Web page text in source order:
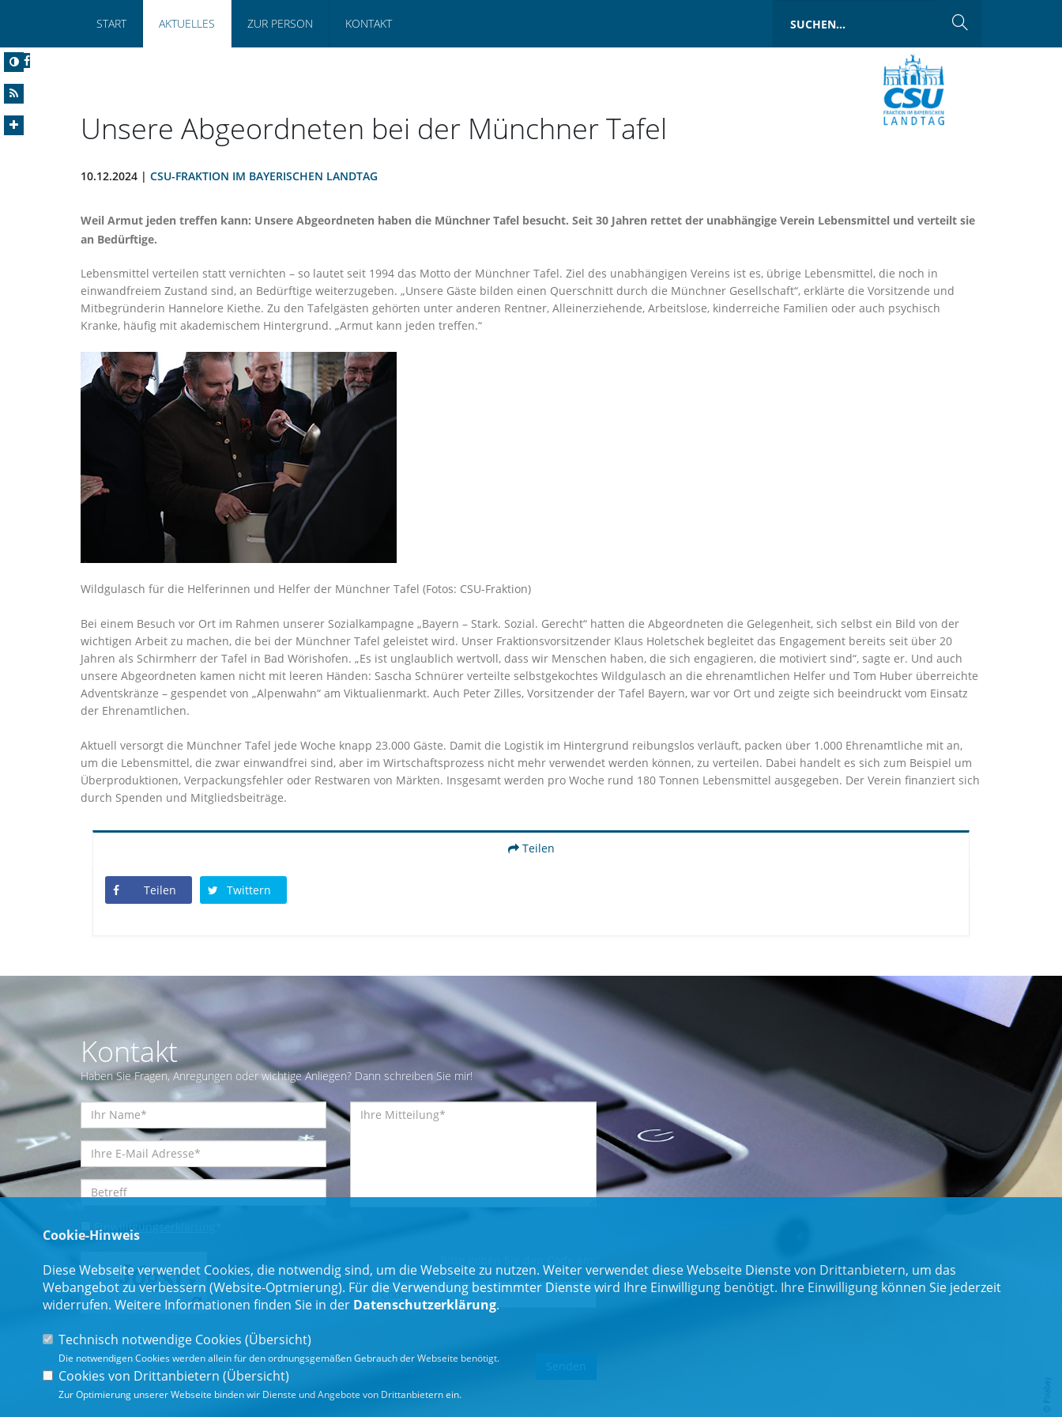
START AKTUELLES ZUR PERSON KONTAKT
Unsere Abgeordneten bei der Münchner Tafel
10.12.2024 | CSU-FRAKTION IM BAYERISCHEN LANDTAG
Weil Armut jeden treffen kann: Unsere Abgeordneten haben die Münchner Tafel besucht. Seit 30 Jahren rettet der unabhängige Verein Lebensmittel und verteilt sie
an Bedürftige.
Lebensmittel verteilen statt vernichten – so lautet seit 1994 das Motto der Münchner Tafel. Ziel des unabhängigen Vereins ist es, übrige Lebensmittel, die noch in
einwandfreiem Zustand sind, an Bedürftige weiterzugeben. „Unsere Gäste bilden einen Querschnitt durch die Münchner Gesellschaft“, erklärte die Vorsitzende und
Mitbegründerin Hannelore Kiethe. Zu den Tafelgästen gehörten unter anderen Rentner, Alleinerziehende, Arbeitslose, kinderreiche Familien oder auch psychisch
Kranke, häufig mit akademischem Hintergrund. „Armut kann jeden treffen.“
Wildgulasch für die Helferinnen und Helfer der Münchner Tafel (Fotos: CSU-Fraktion)
Bei einem Besuch vor Ort im Rahmen unserer Sozialkampagne „Bayern – Stark. Sozial. Gerecht“ hatten die Abgeordneten die Gelegenheit, sich selbst ein Bild von der
wichtigen Arbeit zu machen, die bei der Münchner Tafel geleistet wird. Unser Fraktionsvorsitzender Klaus Holetschek begleitet das Engagement bereits seit über 20
Jahren als Schirmherr der Tafel in Bad Wörishofen. „Es ist unglaublich wertvoll, dass wir Menschen haben, die sich engagieren, die motiviert sind“, sagte er. Und auch
unsere Abgeordneten kamen nicht mit leeren Händen: Sascha Schnürer verteilte selbstgekochtes Wildgulasch an die ehrenamtlichen Helfer und Tom Huber überreichte
Adventskränze – gespendet von „Alpenwahn“ am Viktualienmarkt. Auch Peter Zilles, Vorsitzender der Tafel Bayern, war vor Ort und zeigte sich beeindruckt vom Einsatz
der Ehrenamtlichen.
Aktuell versorgt die Münchner Tafel jede Woche knapp 23.000 Gäste. Damit die Logistik im Hintergrund reibungslos verläuft, packen über 1.000 Ehrenamtliche mit an,
um die Lebensmittel, die zwar einwandfrei sind, aber im Wirtschaftsprozess nicht mehr verwendet werden können, zu verteilen. Dabei handelt es sich zum Beispiel um
Überproduktionen, Verpackungsfehler oder Restwaren von Märkten. Insgesamt werden pro Woche rund 180 Tonnen Lebensmittel ausgegeben. Der Verein finanziert sich
durch Spenden und Mitgliedsbeiträge.
Teilen
Teilen Twittern
Kontakt
Haben Sie Fragen, Anregungen oder wichtige Anliegen? Dann schreiben Sie mir!
Einwilligungserklärung
* Pflichtfeld
Cookie-Hinweis
Diese Webseite verwendet Cookies, die notwendig sind, um die Webseite zu nutzen. Weiter verwendet diese Webseite Dienste von Drittanbietern, um das
Webangebot zu verbessern (Website-Optmierung). Für die Verwendung bestimmter Dienste wird Ihre Einwilligung benötigt. Ihre Einwilligung können Sie jederzeit
widerrufen. Weitere Informationen finden Sie in der Datenschutzerklärung.
Technisch notwendige Cookies (Übersicht)
Die notwendigen Cookies werden allein für den ordnungsgemäßen Gebrauch der Webseite benötigt.
Cookies von Drittanbietern (Übersicht)
Zur Optimierung unserer Webseite binden wir Dienste und Angebote von Drittanbietern ein.